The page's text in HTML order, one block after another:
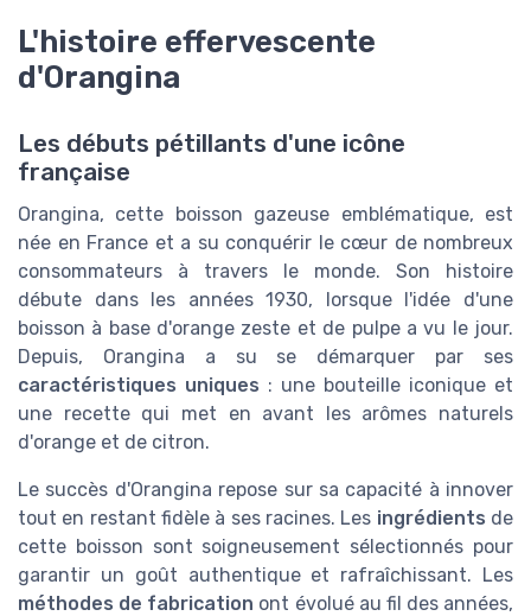
L'histoire effervescente
d'Orangina
Les débuts pétillants d'une icône
française
Orangina, cette boisson gazeuse emblématique, est
née en France et a su conquérir le cœur de nombreux
consommateurs à travers le monde. Son histoire
débute dans les années 1930, lorsque l'idée d'une
boisson à base d'orange zeste et de pulpe a vu le jour.
Depuis, Orangina a su se démarquer par ses
caractéristiques uniques : une bouteille iconique et
une recette qui met en avant les arômes naturels
d'orange et de citron.
Le succès d'Orangina repose sur sa capacité à innover
tout en restant fidèle à ses racines. Les ingrédients de
cette boisson sont soigneusement sélectionnés pour
garantir un goût authentique et rafraîchissant. Les
méthodes de fabrication ont évolué au fil des années,